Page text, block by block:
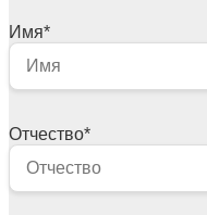
Имя*
Отчество*